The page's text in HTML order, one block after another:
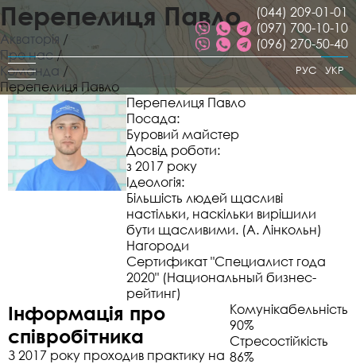
(044) 209-01-01
(097) 700-10-10
(096) 270-50-40
УКР
РУС
Перепелиця Павло
Акваторія /
Про нас /
Команда /
Перепелиця Павло
Перепелиця Павло
Посада:
Буровий майстер
Досвід роботи:
з 2017 року
Ідеологія:
Більшість людей щасливі
настільки, наскільки вирішили
бути щасливими. (А. Лінкольн)
Нагороди
Сертификат "Специалист года
2020" (Национальный бизнес-
рейтинг)
Інформація про
співробітника
З 2017 року проходив практику на
Комунікабельність
90%
Стресостійкість
86%